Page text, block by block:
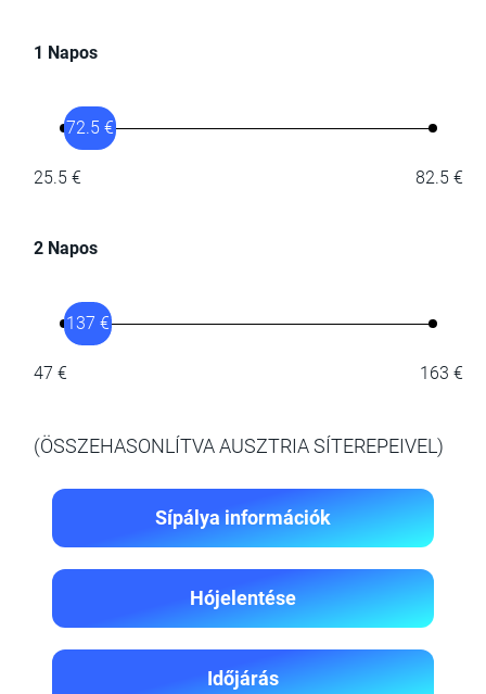
1 Napos
25.5 €
72.5 €
82.5 €
2 Napos
47 €
137 €
163 €
(ÖSSZEHASONLÍTVA AUSZTRIA SÍTEREPEIVEL)
Sípálya információk
Hójelentése
Időjárás